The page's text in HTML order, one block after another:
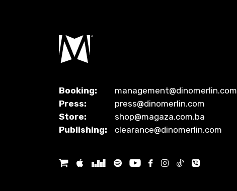
Booking:
management@dinomerlin.com
Press:
press@dinomerlin.com
Store:
shop@magaza.com.ba
Publishing:
clearance@dinomerlin.com